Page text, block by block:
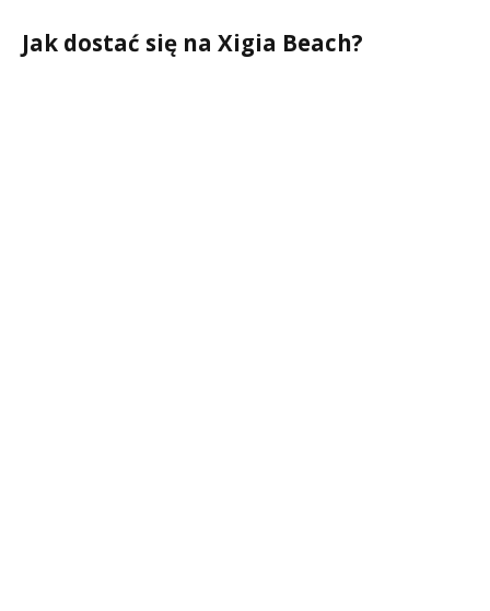
Jak dostać się na Xigia Beach?